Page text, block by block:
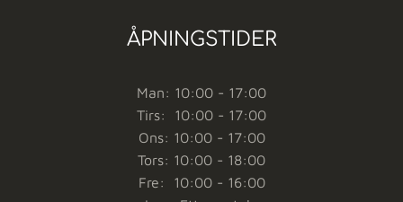
ÅPNINGSTIDER
Man: 10:00 - 17:00
Tirs: 10:00 - 17:00
Ons: 10:00 - 17:00
Tors: 10:00 - 18:00
Fre: 10:00 - 16:00